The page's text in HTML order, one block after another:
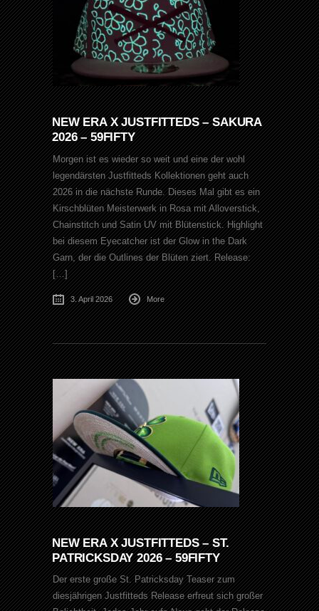
NEW ERA X JUSTFITTEDS – SAKURA
2026 – 59FIFTY
Morgen ist es wieder so weit und eine der wohl
legendärsten Justfitteds Kollektionen geht auch
2026 in die nächste Runde. Dieses Mal gibt es ein
Kirschblüten Meisterwerk in Rosa mit Alloverstick,
Chainstitch und Satin UV mit Blütenstick. Highlight
bei diesem Eyecatcher ist der Glow in the Dark
Garn, der die Outlines der Blüten ziert. Release:
[…]
3. April 2026 More
NEW ERA X JUSTFITTEDS – ST.
PATRICKSDAY 2026 – 59FIFTY
Der erste große St. Patricksday Teaser zum
diesjährigen Justfitteds Release erfreut sich großer